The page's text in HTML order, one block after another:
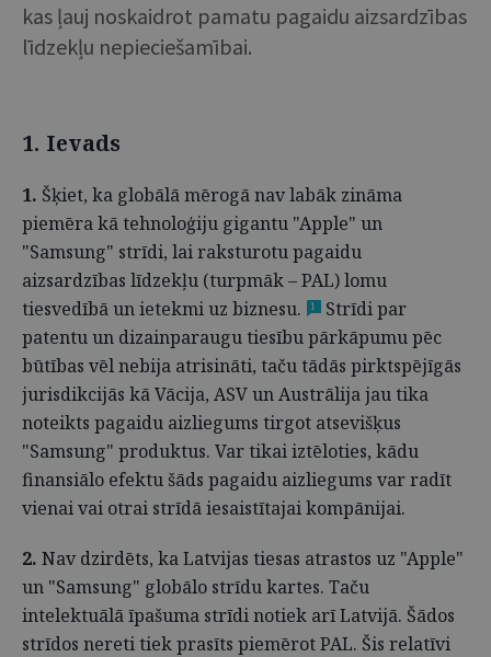
kas ļauj noskaidrot pamatu pagaidu aizsardzības
līdzekļu nepieciešamībai.
1. Ievads
1. Šķiet, ka globālā mērogā nav labāk zināma
piemēra kā tehnoloģiju gigantu "Apple" un
"Samsung" strīdi, lai raksturotu pagaidu
aizsardzības līdzekļu (turpmāk – PAL) lomu
tiesvedībā un ietekmi uz biznesu.
1
Strīdi par
patentu un dizainparaugu tiesību pārkāpumu pēc
būtības vēl nebija atrisināti, taču tādās pirktspējīgās
jurisdikcijās kā Vācija, ASV un Austrālija jau tika
noteikts pagaidu aizliegums tirgot atsevišķus
"Samsung" produktus. Var tikai iztēloties, kādu
finansiālo efektu šāds pagaidu aizliegums var radīt
vienai vai otrai strīdā iesaistītajai kompānijai.
2. Nav dzirdēts, ka Latvijas tiesas atrastos uz "Apple"
un "Samsung" globālo strīdu kartes. Taču
intelektuālā īpašuma strīdi notiek arī Latvijā. Šādos
strīdos nereti tiek prasīts piemērot PAL. Šis relatīvi